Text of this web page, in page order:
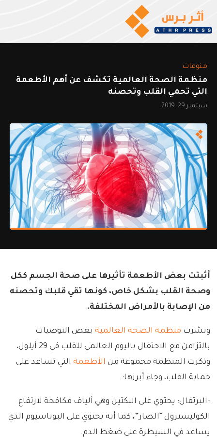
منوعات
منظمة الصحة العالمية تكشف عن أهم الأطعمة
التي تحمي القلب وتحصنه
سبتمبر 29, 2019
أثبتت بعض الأطعمة تأثيرها على صحة الجسم ككل
وصحة القلب بشكل خاص، كونها تقي قلبك وتحصنه
من الإصابة بالأمراض المختلفة.
ونشرت منظمة الصحة العالمية بعض التوصيات
بالتزامن مع الاحتفال باليوم العالمي للقلب في 29 أيلول،
وذكرت المنظمة مجموعة من الأطعمة التي تساعد على
حماية القلب، وجاء أبرزها:
-البرتقال: يحتوي على البكتين وهي ألياف مكافحة لارتفاع
الكوليسترول “الضار”، كما أنه يحتوي على البوتاسيوم الذي
يساعد في السيطرة على ضغط الدم.